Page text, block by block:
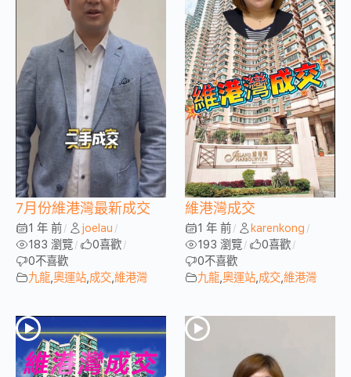
7月份維港灣最新成交
1 年 前 / joelau /
183 瀏覽 / 0喜歡 /
0不喜歡
九龍 奧運站 成交 維港灣
維港灣成交
1 年 前 / karenkong /
193 瀏覽 / 0喜歡 /
0不喜歡
九龍 奧運站 成交 維港灣